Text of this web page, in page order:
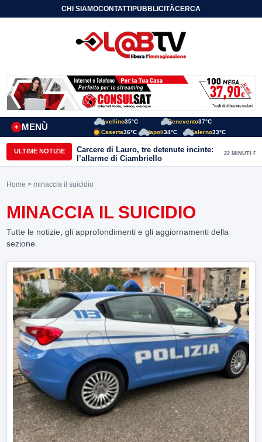
CHI SIAMOCONTATTIPUBBLICITÀCERCA
MENÙ
+
Avellino35°C Benevento37°C
Caserta36°C Napoli34°C Salerno33°C
ULTIME NOTIZIE
Carcere di Lauro, tre detenute incinte:
l’allarme di Ciambriello
22 MINUTI FA
Home > minaccia il suicidio
MINACCIA IL SUICIDIO
Tutte le notizie, gli approfondimenti e gli aggiornamenti della
sezione.